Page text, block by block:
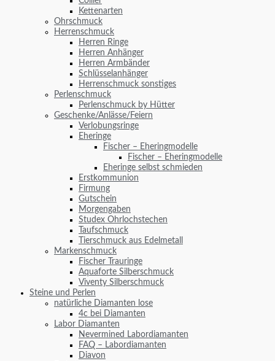
Kettenarten
Ohrschmuck
Herrenschmuck
Herren Ringe
Herren Anhänger
Herren Armbänder
Schlüsselanhänger
Herrenschmuck sonstiges
Perlenschmuck
Perlenschmuck by Hütter
Geschenke/Anlässe/Feiern
Verlobungsringe
Eheringe
Fischer – Eheringmodelle
Fischer – Eheringmodelle
Eheringe selbst schmieden
Erstkommunion
Firmung
Gutschein
Morgengaben
Studex Ohrlochstechen
Taufschmuck
Tierschmuck aus Edelmetall
Markenschmuck
Fischer Trauringe
Aquaforte Silberschmuck
Viventy Silberschmuck
Steine und Perlen
natürliche Diamanten lose
4c bei Diamanten
Labor Diamanten
Nevermined Labordiamanten
FAQ – Labordiamanten
Diavon